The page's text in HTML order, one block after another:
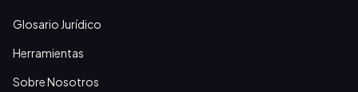
Glosario Jurídico
Herramientas
Sobre Nosotros